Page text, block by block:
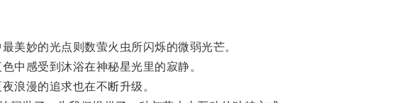
妙的光点则数萤火虫所闪烁的微弱光芒。
感受到沐浴在神秘星光里的寂静。
漫的追求也在不断升级。